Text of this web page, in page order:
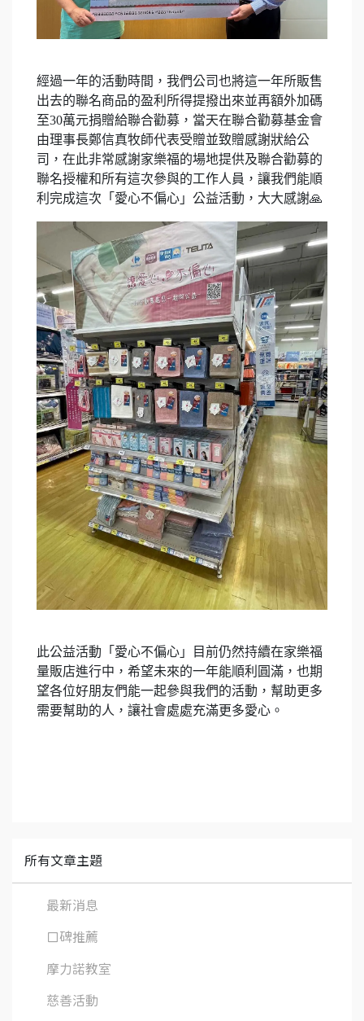
經過一年的活動時間，我們公司也將這一年所販售
出去的聯名商品的盈利所得提撥出來並再額外加碼
至30萬元捐贈給聯合勸募，當天在聯合勸募基金會
由理事長鄭信真牧師代表受贈並致贈感謝狀給公
司，在此非常感謝家樂福的場地提供及聯合勸募的
聯名授權和所有這次參與的工作人員，讓我們能順
利完成這次「愛心不偏心」公益活動，大大感謝🙏
此公益活動「愛心不偏心」目前仍然持續在家樂福
量販店進行中，希望未來的一年能順利圓滿，也期
望各位好朋友們能一起參與我們的活動，幫助更多
需要幫助的人，讓社會處處充滿更多愛心。
所有文章主題
最新消息
口碑推薦
摩力諾教室
慈善活動